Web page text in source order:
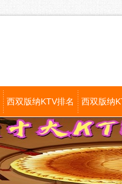
西双版纳KTV排名 西双版纳